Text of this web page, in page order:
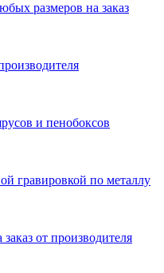
размеров на заказ
и пенобоксов
гравировкой по металлу
от производителя